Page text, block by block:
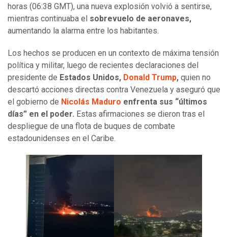
horas (06:38 GMT), una nueva explosión volvió a sentirse,
mientras continuaba el sobrevuelo de aeronaves,
aumentando la alarma entre los habitantes.
Los hechos se producen en un contexto de máxima tensión
política y militar, luego de recientes declaraciones del
presidente de Estados Unidos, Donald Trump, quien no
descartó acciones directas contra Venezuela y aseguró que
el gobierno de Nicolás Maduro enfrenta sus “últimos
días” en el poder. Estas afirmaciones se dieron tras el
despliegue de una flota de buques de combate
estadounidenses en el Caribe.